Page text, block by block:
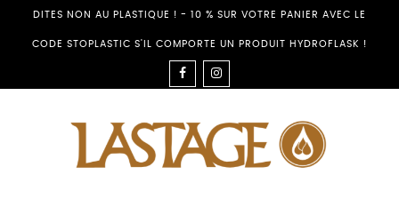
DITES NON AU PLASTIQUE ! - 10 % SUR VOTRE PANIER AVEC LE
CODE STOPLASTIC S'IL COMPORTE UN PRODUIT HYDROFLASK !
FACEBOOK